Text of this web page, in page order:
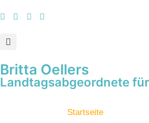
Britta Oellers
Landtagsabgeordnete
Startseite